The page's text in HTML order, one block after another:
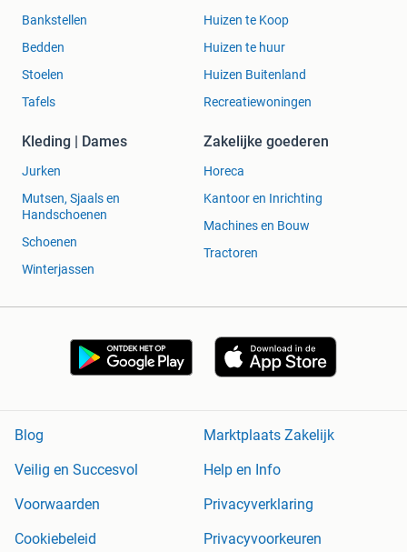
Bankstellen
Bedden
Stoelen
Tafels
Huizen te Koop
Huizen te huur
Huizen Buitenland
Recreatiewoningen
Kleding | Dames
Jurken
Mutsen, Sjaals en
Handschoenen
Schoenen
Winterjassen
Zakelijke goederen
Horeca
Kantoor en Inrichting
Machines en Bouw
Tractoren
Blog
Marktplaats Zakelijk
Veilig en Succesvol
Help en Info
Voorwaarden
Privacyverklaring
Cookiebeleid
Privacyvoorkeuren